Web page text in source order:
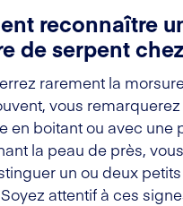
reconnaître
de serpent
rarement la
vous
en boitant ou avec une
la peau de près,
un ou deux
attentif à ces